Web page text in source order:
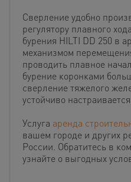
Сверление удобно
регулятору плавного
бурения HILTI DD 250 в
механизмом
проводить плавное
бурение коронками
сверление тяжелого
устойчиво
Услуга аренда
вашем городе и других
России. Обратитесь в
узнайте о выгодных